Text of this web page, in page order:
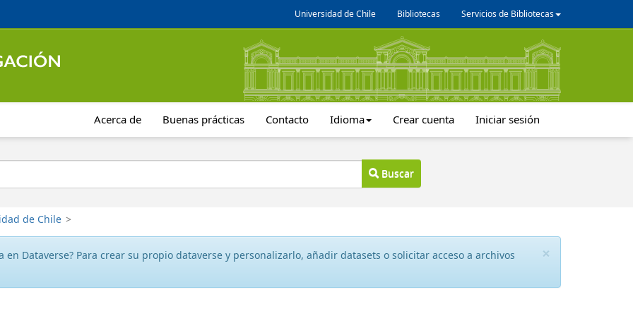
Universidad de Chile Bibliotecas Servicios de Bibliotecas
Acerca de Buenas prácticas Contacto Idioma Crear cuenta Iniciar sesión
Buscar
de Chile >
×
en Dataverse? Para crear su propio dataverse y personalizarlo, añadir datasets o solicitar acceso a archivos